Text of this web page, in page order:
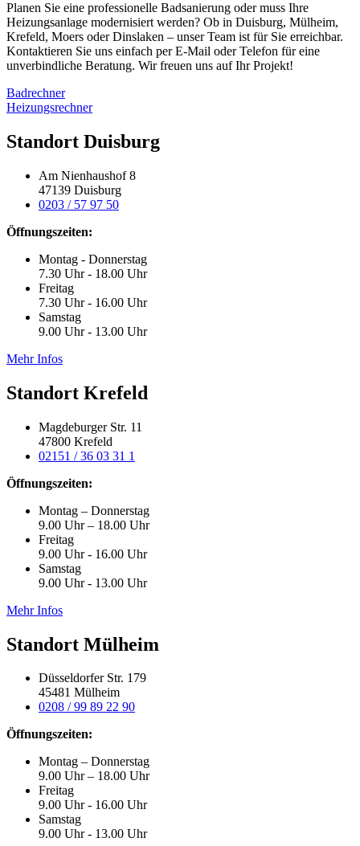
Planen Sie eine professionelle Badsanierung oder muss Ihre
Heizungsanlage modernisiert werden? Ob in Duisburg, Mülheim,
Krefeld, Moers oder Dinslaken – unser Team ist für Sie erreichbar.
Kontaktieren Sie uns einfach per E-Mail oder Telefon für eine
unverbindliche Beratung. Wir freuen uns auf Ihr Projekt!
Badrechner
Heizungsrechner
Standort Duisburg
Am Nienhaushof 8
47139 Duisburg
0203 / 57 97 50
Öffnungszeiten:
Montag - Donnerstag
7.30 Uhr - 18.00 Uhr
Freitag
7.30 Uhr - 16.00 Uhr
Samstag
9.00 Uhr - 13.00 Uhr
Mehr Infos
Standort Krefeld
Magdeburger Str. 11
47800 Krefeld
02151 / 36 03 31 1
Öffnungszeiten:
Montag – Donnerstag
9.00 Uhr – 18.00 Uhr
Freitag
9.00 Uhr - 16.00 Uhr
Samstag
9.00 Uhr - 13.00 Uhr
Mehr Infos
Standort Mülheim
Düsseldorfer Str. 179
45481 Mülheim
0208 / 99 89 22 90
Öffnungszeiten:
Montag – Donnerstag
9.00 Uhr – 18.00 Uhr
Freitag
9.00 Uhr - 16.00 Uhr
Samstag
9.00 Uhr - 13.00 Uhr